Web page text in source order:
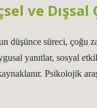
ve
düşünce süreci, çoğu
yanıtlar, sosyal
Psikolojik